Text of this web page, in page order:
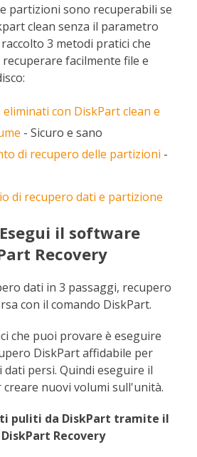
partizioni sono recuperabili se
clean senza il parametro
3 metodi pratici che
facilmente file e
con DiskPart clean e
- Sicuro e sano
di recupero delle partizioni -
di recupero dati e partizione
il software
Recovery
dati in 3 passaggi, recupero
con il comando DiskPart.
che puoi provare è eseguire
DiskPart affidabile per
persi. Quindi eseguire il
creare nuovi volumi sull'unità.
puliti da DiskPart tramite il
Recovery